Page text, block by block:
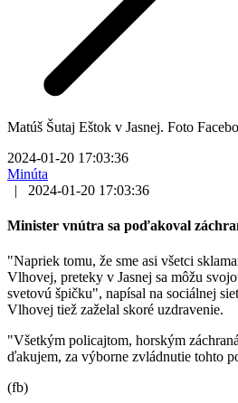
Matúš Šutaj Eštok v Jasnej. Foto
2024-01-20 17:03:36
Minúta
|
2024-01-20 17:03:36
Minister vnútra sa poďakoval
"Napriek tomu, že sme asi všetci
Vlhovej, preteky v Jasnej sa môžu
svetovú špičku", napísal na sociálnej
Vlhovej tiež zaželal skoré uzdravenie.
"Všetkým policajtom, horským
ďakujem, za výborne zvládnutie tohto
(fb)